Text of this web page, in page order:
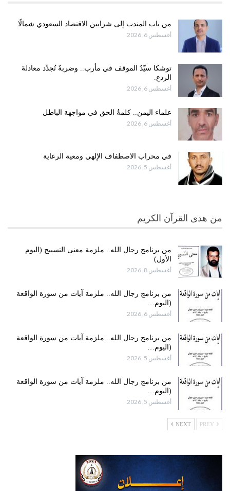
من باب المندب إلى شرايين الاقتصاد السعودي شمالًا
أغسطس 6, 2026
توشكا سيّدُ الموقف في مأرب.. وضربةٌ تُجدِّد معادلةَ
الردع.
أغسطس 6, 2026
علماء اليمن.. كلمةُ الحق في مواجهة الباطل
أغسطس 6, 2026
في محراب الاصطفاف الإلهي ومعية الرعاية
أغسطس 5, 2026
من هدى القرآن الكريم
من برنامج رجال الله.. ملزمة معنى التسبيح (اليوم
الأول)
أغسطس 8, 2026
من برنامج رجال الله.. ملزمة آيات من سورة الواقعة
(اليوم…
أغسطس 6, 2026
من برنامج رجال الله.. ملزمة آيات من سورة الواقعة
(اليوم…
أغسطس 5, 2026
من برنامج رجال الله.. ملزمة آيات من سورة الواقعة
(اليوم…
أغسطس 5, 2026
NEXT